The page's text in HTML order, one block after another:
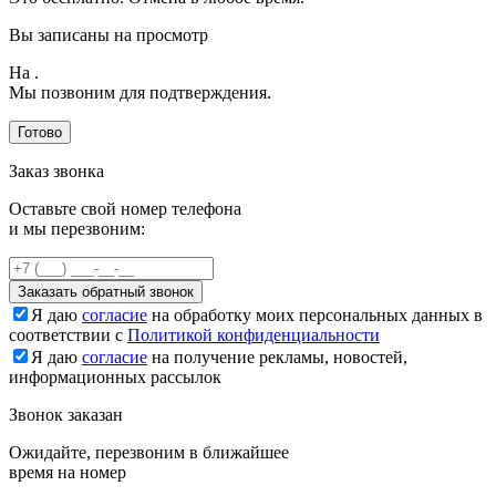
Вы записаны на просмотр
На .
Мы позвоним для подтверждения.
Готово
Заказ звонка
Оставьте свой номер телефона
и мы перезвоним:
Заказать обратный звонок
Я даю согласие на обработку моих персональных данных в
соответствии с Политикой конфиденциальности
Я даю согласие на получение рекламы, новостей,
информационных рассылок
Звонок заказан
Ожидайте, перезвоним в ближайшее
время на номер